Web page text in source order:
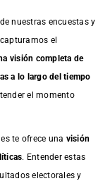
nuestras encuestasy
el
visión completa de
a lo largo del tiempo
el momento
te ofrece una visión
. Entender estas
electorales y